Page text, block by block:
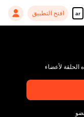
ar افتح التطبيق